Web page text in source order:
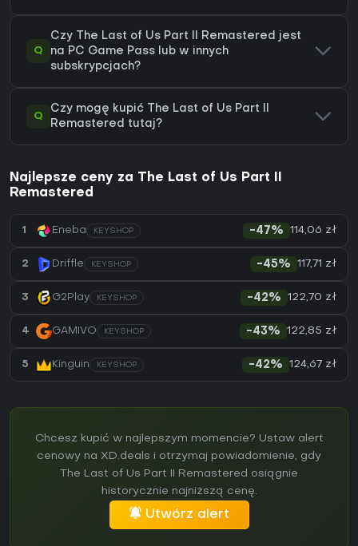
Q
Czy The Last of Us Part II Remastered jest
na PC Game Pass lub w innych
subskrypcjach?
Q
Czy mogę kupić The Last of Us Part II
Remastered tutaj?
Najlepsze ceny za The Last of Us Part II
Remastered
1 Eneba KEYSHOP -47% 114,06 zł
2 Driffle KEYSHOP -45% 117,71 zł
3 G2Play KEYSHOP -42% 122,70 zł
4 GAMIVO KEYSHOP -43% 122,85 zł
5 Kinguin KEYSHOP -42% 124,67 zł
Chcesz kupić w najlepszym momencie? Ustaw alert
cenowy na XD.deals i otrzymaj powiadomienie, gdy
The Last of Us Part II Remastered osiągnie
historycznie najniższą cenę.
Utwórz alert